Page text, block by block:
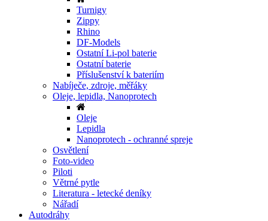
Turnigy
Zippy
Rhino
DF-Models
Ostatní Li-pol baterie
Ostatní baterie
Příslušenství k bateriím
Nabíječe, zdroje, měřáky
Oleje, lepidla, Nanoprotech
Oleje
Lepidla
Nanoprotech - ochranné spreje
Osvětlení
Foto-video
Piloti
Větrné pytle
Literatura - letecké deníky
Nářadí
Autodráhy